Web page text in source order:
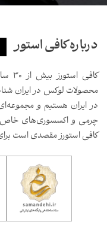
درباره کافی استور
محصولات لوکس در ایران
در ایران هستیم و
چرمی و اکسسوری‌های خاص
کافی استورز مقصدی است